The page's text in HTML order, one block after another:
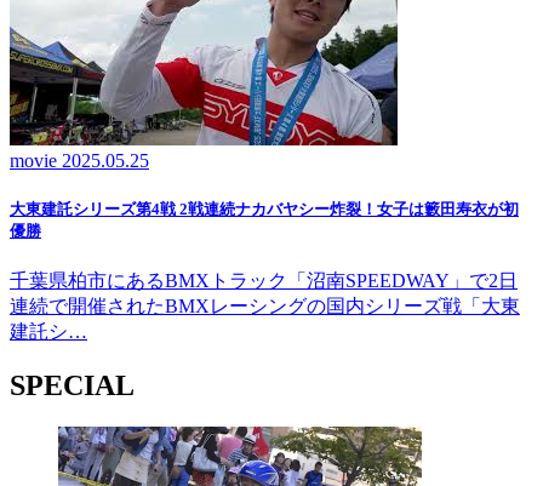
movie 2025.05.25
大東建託シリーズ第4戦 2戦連続ナカバヤシー炸裂！女子は籔田寿衣が初
優勝
千葉県柏市にあるBMXトラック「沼南SPEEDWAY」で2日
連続で開催されたBMXレーシングの国内シリーズ戦「大東
建託シ…
SPECIAL